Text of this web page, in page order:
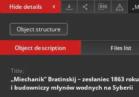
Hide details
Object structure
Object description Files list
Title:
„Miechanik” Bratinskij – zesłaniec 1863 roku
i budowniczy młynów wodnych na Syberii